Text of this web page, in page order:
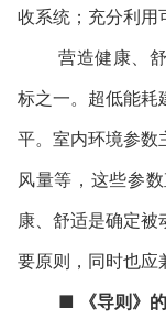
收系统；充分利用
营造健康、
标之一。超低能耗
平。室内环境参数
风量等，这些参
康、舒适是确定被
要原则，同时也应
■
《导则》